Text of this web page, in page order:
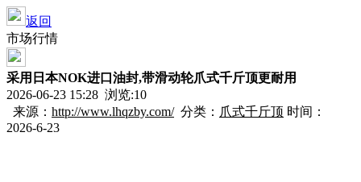
返回
市场行情
采用日本NOK进口油封,带滑动轮爪式千斤顶更耐用
2026-06-23 15:28 浏览:10
来源： http://www.lhqzby.com/分类： 爪式千斤顶 时间：
2026-6-23